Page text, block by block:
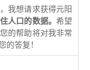
我想请求获得元阳
人口的数据。希望
的帮助将对我非常
的答复！